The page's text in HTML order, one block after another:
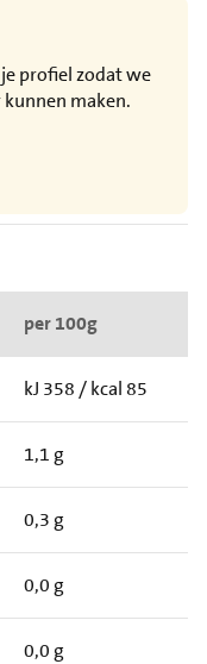
profiel zodat we
maken.
per 100g
kJ 358 / kcal 85
1,1 g
0,3 g
0,0 g
0,0 g